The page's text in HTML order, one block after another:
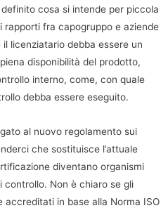
cosa si intende per piccola
rapporti fra capogruppo e aziende
licenziatario debba essere un
disponibilità del prodotto,
interno, come, con quale
debba essere eseguito.
al nuovo regolamento sui
che sostituisce l’attuale
diventano organismi
controllo. Non è chiaro se gli
in base alla Norma ISO